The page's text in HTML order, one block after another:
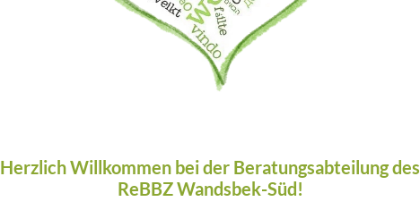
Herzlich Willkommen bei der Beratungsabteilung des
ReBBZ Wandsbek-Süd!